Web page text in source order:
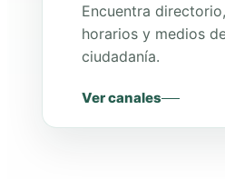
Encuentra
horarios y medios
ciudadanía.
Ver canales